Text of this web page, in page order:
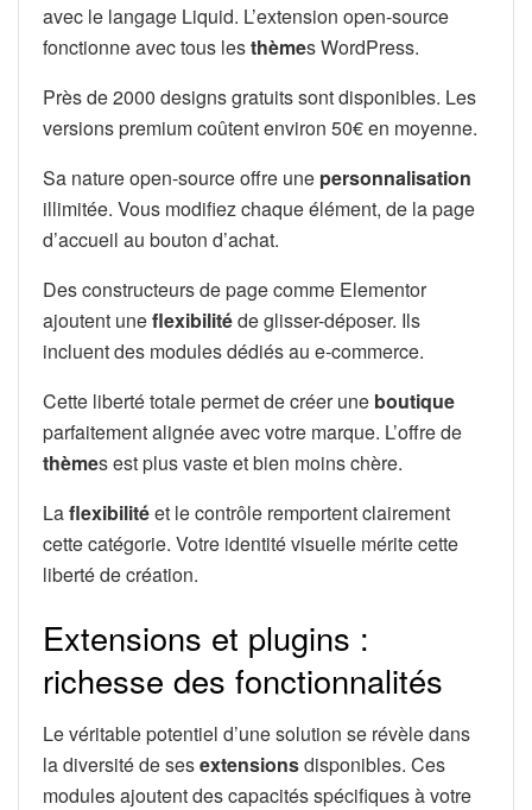
avec le langage Liquid. L’extension open-source
fonctionne avec tous lesthèmes WordPress.
Près de 2000 designs gratuits sont disponibles. Les
versions premium coûtent environ 50€ en moyenne.
Sa nature open-source offre une personnalisation
illimitée. Vous modifiez chaque élément, de la page
d’accueil au bouton d’achat.
Des constructeurs de page comme Elementor
ajoutent uneflexibilitéde glisser-déposer. Ils
incluent des modules dédiés au e-commerce.
Cette liberté totale permet de créer une boutique
parfaitement alignée avec votre marque. L’offre de
thèmes est plus vaste et bien moins chère.
Laflexibilitéet le contrôle remportent clairement
cette catégorie. Votre identité visuelle mérite cette
liberté de création.
Extensions et plugins :
richesse des fonctionnalités
Le véritable potentiel d’une solution se révèle dans
la diversité de sesextensionsdisponibles. Ces
modules ajoutent des capacités spécifiques à votre